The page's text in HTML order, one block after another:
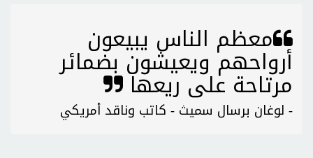
معظم الناس يبيعون
أرواحهم ويعيشون بضمائر
مرتاحة على ريعها
- لوغان برسال سميث - كاتب وناقد أمريكي